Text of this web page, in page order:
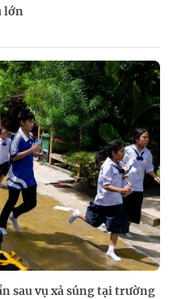
lớn
sau vụ xả súng tại trường